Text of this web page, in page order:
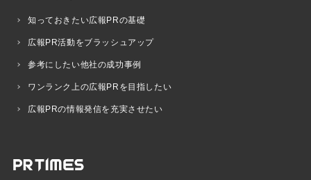
知っておきたい広報PRの基礎
広報PR活動をブラッシュアップ
参考にしたい他社の成功事例
ワンランク上の広報PRを目指したい
広報PRの情報発信を充実させたい